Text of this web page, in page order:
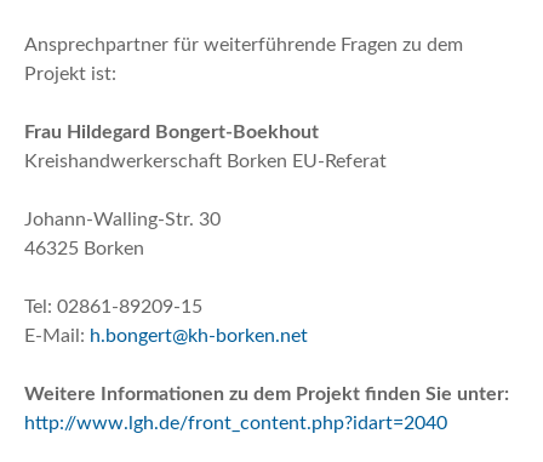
Ansprechpartner für weiterführende Fragen zu dem
Projekt ist:
Frau Hildegard Bongert-Boekhout
Kreishandwerkerschaft Borken EU-Referat
Johann-Walling-Str. 30
46325 Borken
Tel: 02861-89209-15
E-Mail: h.bongert@kh-borken.net
Weitere Informationen zu dem Projekt finden Sie unter:
http://www.lgh.de/front_content.php?idart=2040